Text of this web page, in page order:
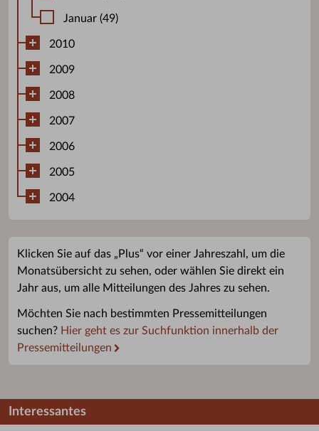
Januar (49)
2010
2009
2008
2007
2006
2005
2004
Klicken Sie auf das „Plus“ vor einer Jahreszahl, um die
Monatsübersicht zu sehen, oder wählen Sie direkt ein
Jahr aus, um alle Mitteilungen des Jahres zu sehen.
Möchten Sie nach bestimmten Pressemitteilungen
suchen? Hier geht es zur Suchfunktion innerhalb der
Pressemitteilungen
Interessantes